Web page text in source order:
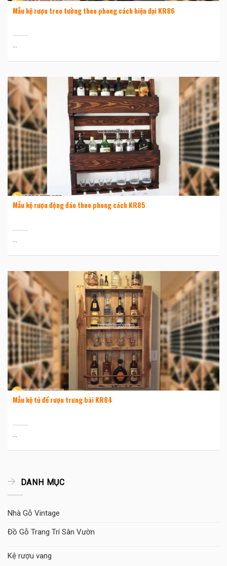
DANH MỤC
Nhà Gỗ Vintage
Đồ Gỗ Trang Trí Sân Vườn
Kệ rượu vang
Mẫu kệ rượu treo tường theo phong cách hiện đại KR86
Mẫu kệ rượu động đáo theo phong cách KR85
Mẫu kệ tủ để rượu trưng bài KR84